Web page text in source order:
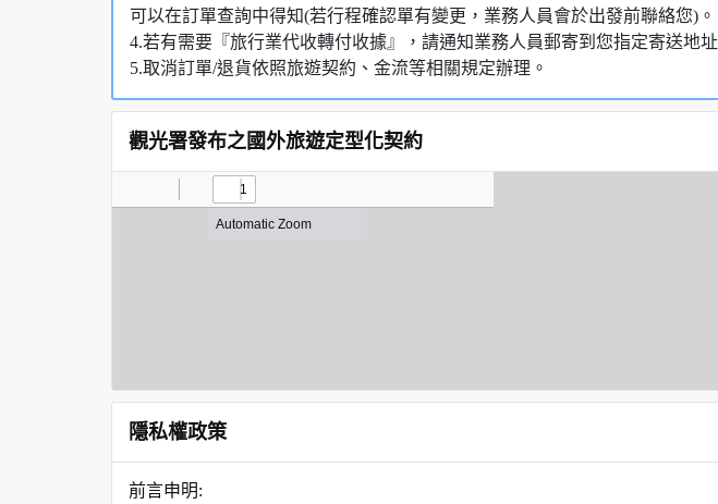
可以在訂單查詢中得知(若行程確認單有變更，業務人員會於出發前聯絡您)。
4.若有需要『旅行業代收轉付收據』，請通知業務人員郵寄到您指定寄送地址
5.取消訂單/退貨依照旅遊契約、金流等相關規定辦理。
觀光署發布之國外旅遊定型化契約
隱私權政策
前言申明: